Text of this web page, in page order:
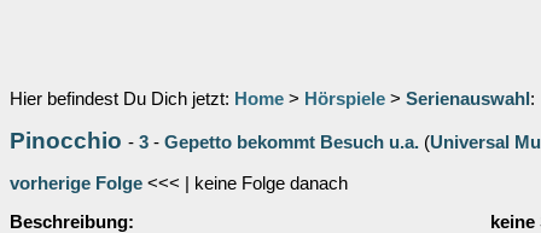
Hier befindest Du Dich jetzt: Home > Hörspiele > Serienauswahl :
Pinocchio - 3 - Gepetto bekommt Besuch u.a. (Universal
vorherige Folge <<< | keine Folge danach
Beschreibung: